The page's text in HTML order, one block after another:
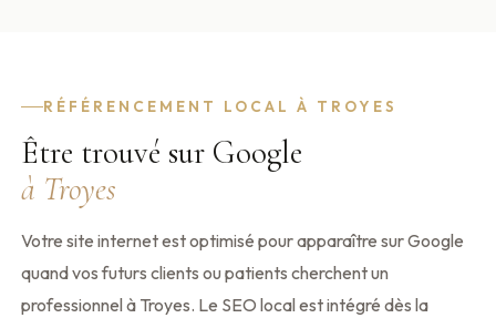
RÉFÉRENCEMENT LOCAL À TROYES
Être trouvé sur Google
à Troyes
Votre site internet est optimisé pour apparaître sur Google
quand vos futurs clients ou patients cherchent un
professionnel à Troyes. Le SEO local est intégré dès la